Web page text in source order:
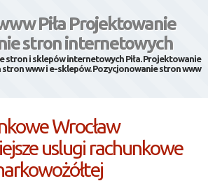
Piła Projektowanie
stron internetowych
stron i sklepów internetowych Piła. Projektowanie
www i e-sklepów. Pozycjonowanie stron www
Wrocław
uslugi rachunkowe